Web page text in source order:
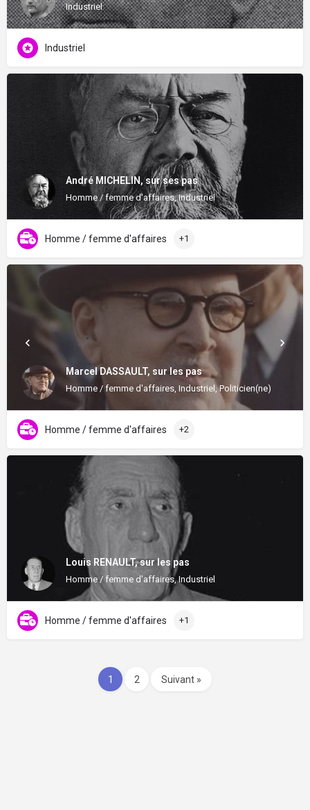
Industriel
Industriel
André MICHELIN, sur ses pas
Homme / femme d'affaires, Industriel
Homme / femme d'affaires +1
Marcel DASSAULT, sur les pas
Homme / femme d'affaires, Industriel, Politicien(ne)
Homme / femme d'affaires +2
Louis RENAULT, sur les pas
Homme / femme d'affaires, Industriel
Homme / femme d'affaires +1
1 2 Suivant »